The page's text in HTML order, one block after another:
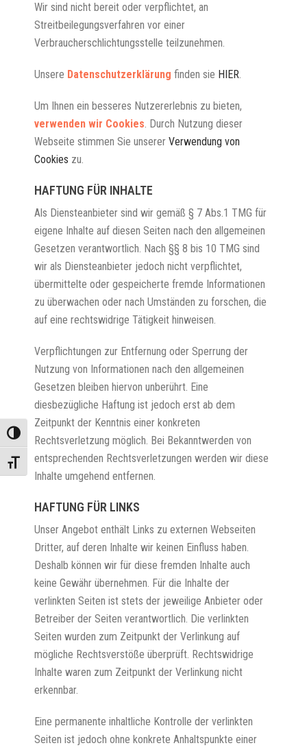
Umschalten auf hohe Kontraste
Schrift vergrößern
Wir sind nicht bereit oder verpflichtet, an
Streitbeilegungsverfahren vor einer
Verbraucherschlichtungsstelle teilzunehmen.
Unsere Datenschutzerklärung finden sie HIER.
Um Ihnen ein besseres Nutzererlebnis zu bieten,
verwenden wir Cookies. Durch Nutzung dieser
Webseite stimmen Sie unserer Verwendung von
Cookies zu.
HAFTUNG FÜR INHALTE
Als Diensteanbieter sind wir gemäß § 7 Abs.1 TMG für
eigene Inhalte auf diesen Seiten nach den allgemeinen
Gesetzen verantwortlich. Nach §§ 8 bis 10 TMG sind
wir als Diensteanbieter jedoch nicht verpflichtet,
übermittelte oder gespeicherte fremde Informationen
zu überwachen oder nach Umständen zu forschen, die
auf eine rechtswidrige Tätigkeit hinweisen.
Verpflichtungen zur Entfernung oder Sperrung der
Nutzung von Informationen nach den allgemeinen
Gesetzen bleiben hiervon unberührt. Eine
diesbezügliche Haftung ist jedoch erst ab dem
Zeitpunkt der Kenntnis einer konkreten
Rechtsverletzung möglich. Bei Bekanntwerden von
entsprechenden Rechtsverletzungen werden wir diese
Inhalte umgehend entfernen.
HAFTUNG FÜR LINKS
Unser Angebot enthält Links zu externen Webseiten
Dritter, auf deren Inhalte wir keinen Einfluss haben.
Deshalb können wir für diese fremden Inhalte auch
keine Gewähr übernehmen. Für die Inhalte der
verlinkten Seiten ist stets der jeweilige Anbieter oder
Betreiber der Seiten verantwortlich. Die verlinkten
Seiten wurden zum Zeitpunkt der Verlinkung auf
mögliche Rechtsverstöße überprüft. Rechtswidrige
Inhalte waren zum Zeitpunkt der Verlinkung nicht
erkennbar.
Eine permanente inhaltliche Kontrolle der verlinkten
Seiten ist jedoch ohne konkrete Anhaltspunkte einer